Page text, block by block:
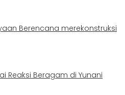
Berencana merekonstruksi
Reaksi Beragam di Yunani